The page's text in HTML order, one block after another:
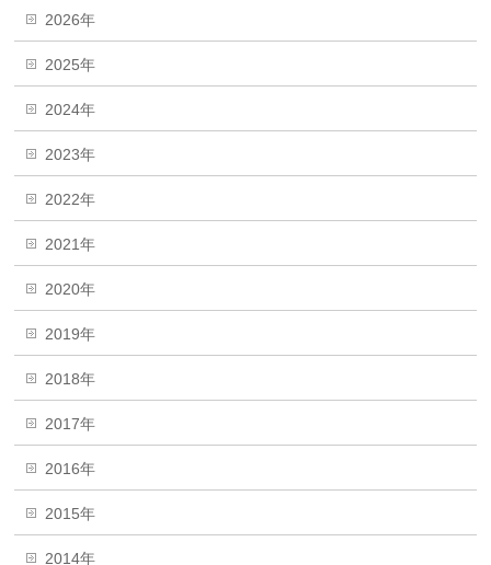
2026年
2025年
2024年
2023年
2022年
2021年
2020年
2019年
2018年
2017年
2016年
2015年
2014年